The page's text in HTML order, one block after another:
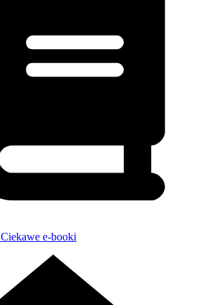
Ciekawe e-booki